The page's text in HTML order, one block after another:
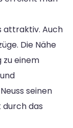
attraktiv. Auch
Die Nähe
zu einem
seinen
durch das